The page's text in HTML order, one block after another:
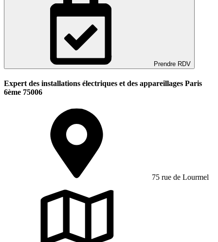
Prendre RDV
Expert des installations électriques et des appareillages Paris
6ème 75006
75 rue de Lourmel